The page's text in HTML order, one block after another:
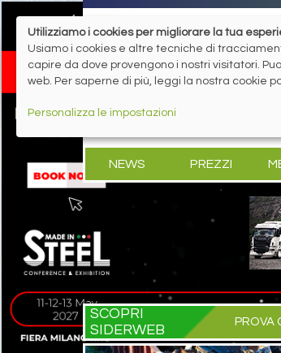
NEWS PREZZI
SCOPRI
SIDERWEB
PROVA
Utilizziamo i cookies per migliorare la tua
Usiamo i cookies e altre tecniche di
capire da dove provengono i nostri visitatori.
web. Per saperne di più, leggi la nostra cookie
Personalizza le impostazioni